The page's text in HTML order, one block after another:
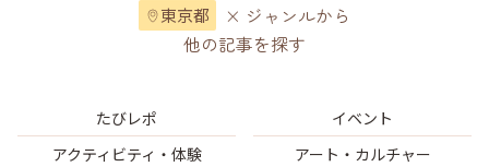
東京都
× ジャンルから
他の記事を探す
たびレポ
イベント
アクティビティ・体験
アート・カルチャー